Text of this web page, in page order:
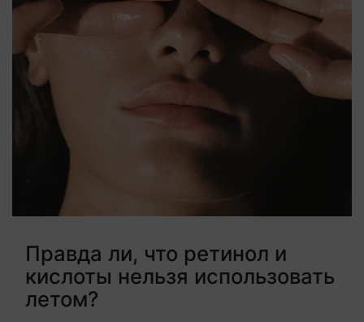
Правда ли, что ретинол и
кислоты нельзя использовать
летом?